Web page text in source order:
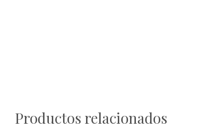
Productos relacionados